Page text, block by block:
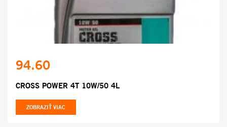
94.60
CROSS POWER 4T 10W/50 4L
ZOBRAZIŤ VIAC